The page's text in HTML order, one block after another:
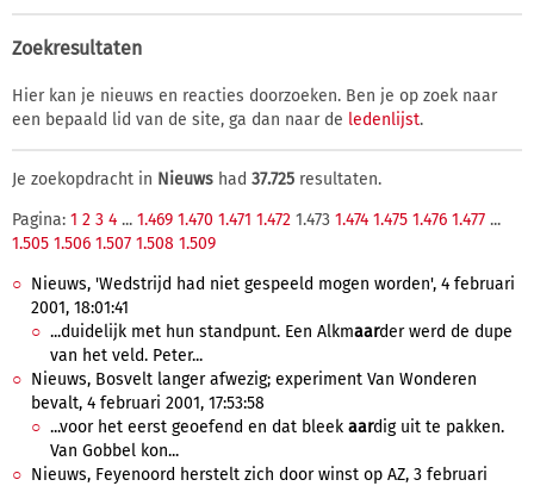
Zoekresultaten
Hier kan je nieuws en reacties doorzoeken. Ben je op zoek naar
een bepaald lid van de site, ga dan naar de ledenlijst.
Je zoekopdracht in Nieuws had 37.725 resultaten.
Pagina: 1 2 3 4 ... 1.469 1.470 1.471 1.472 1.473 1.474 1.475 1.476 1.477 ...
1.505 1.506 1.507 1.508 1.509
Nieuws, 'Wedstrijd had niet gespeeld mogen worden', 4 februari
2001, 18:01:41
...duidelijk met hun standpunt. Een Alkmaarder werd de dupe
van het veld. Peter...
Nieuws, Bosvelt langer afwezig; experiment Van Wonderen
bevalt, 4 februari 2001, 17:53:58
...voor het eerst geoefend en dat bleek aardig uit te pakken.
Van Gobbel kon...
Nieuws, Feyenoord herstelt zich door winst op AZ, 3 februari